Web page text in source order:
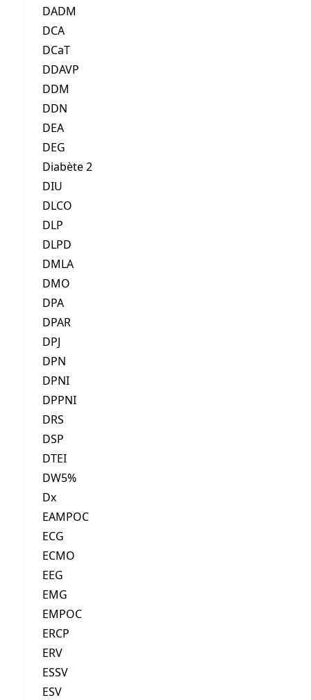
DADM
DCA
DCaT
DDAVP
DDM
DDN
DEA
DEG
Diabète 2
DIU
DLCO
DLP
DLPD
DMLA
DMO
DPA
DPAR
DPJ
DPN
DPNI
DPPNI
DRS
DSP
DTEI
DW5%
Dx
EAMPOC
ECG
ECMO
EEG
EMG
EMPOC
ERCP
ERV
ESSV
ESV